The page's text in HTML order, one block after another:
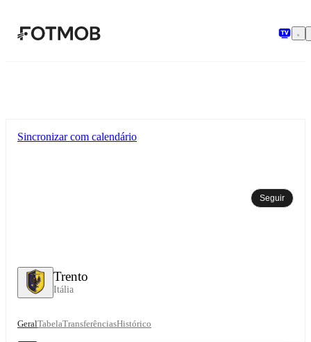
Trento
Itália
Sincronizar com calendário
Seguir
GeralTabelaTransferênciasHistórico